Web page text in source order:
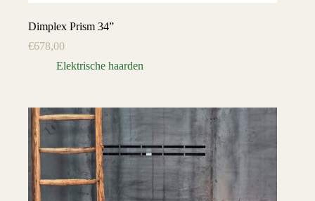
Dimplex Prism 34”
€678,00
Elektrische haarden